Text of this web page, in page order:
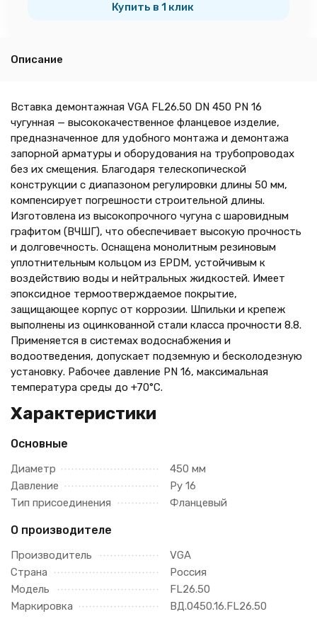
Купить в 1 клик
Описание
Вставка демонтажная VGA FL26.50 DN 450 PN 16
чугунная — высококачественное фланцевое изделие,
предназначенное для удобного монтажа и демонтажа
запорной арматуры и оборудования на трубопроводах
без их смещения. Благодаря телескопической
конструкции с диапазоном регулировки длины 50 мм,
компенсирует погрешности строительной длины.
Изготовлена из высокопрочного чугуна с шаровидным
графитом (ВЧШГ), что обеспечивает высокую прочность
и долговечность. Оснащена монолитным резиновым
уплотнительным кольцом из EPDM, устойчивым к
воздействию воды и нейтральных жидкостей. Имеет
эпоксидное термоотверждаемое покрытие,
защищающее корпус от коррозии. Шпильки и крепеж
выполнены из оцинкованной стали класса прочности 8.8.
Применяется в системах водоснабжения и
водоотведения, допускает подземную и бесколодезную
установку. Рабочее давление PN 16, максимальная
температура среды до +70°С.
Характеристики
Основные
Диаметр
450 мм
Давление
Ру 16
Тип присоединения
Фланцевый
О производителе
Производитель
VGA
Страна
Россия
Модель
FL26.50
Маркировка
ВД.0450.16.FL26.50